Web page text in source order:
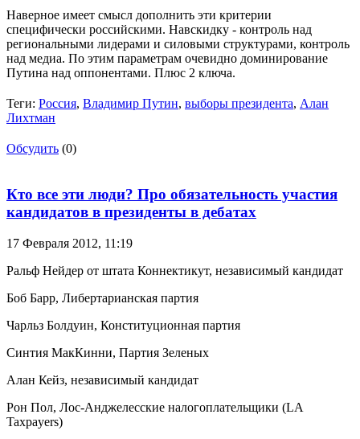
Наверное имеет смысл дополнить эти критерии
специфически российскими. Навскидку - контроль над
региональными лидерами и силовыми структурами, контроль
над медиа. По этим параметрам очевидно доминирование
Путина над оппонентами. Плюс 2 ключа.
Теги: Россия, Владимир Путин, выборы президента, Алан
Лихтман
Обсудить (0)
Кто все эти люди? Про обязательность участия
кандидатов в президенты в дебатах
17 Февраля 2012, 11:19
Ральф Нейдер от штата Коннектикут, независимый кандидат
Боб Барр, Либертарианская партия
Чарльз Болдуин, Конституционная партия
Синтия МакКинни, Партия Зеленых
Алан Кейз, независимый кандидат
Рон Пол, Лос-Анджелесские налогоплательщики (LA
Taxpayers)